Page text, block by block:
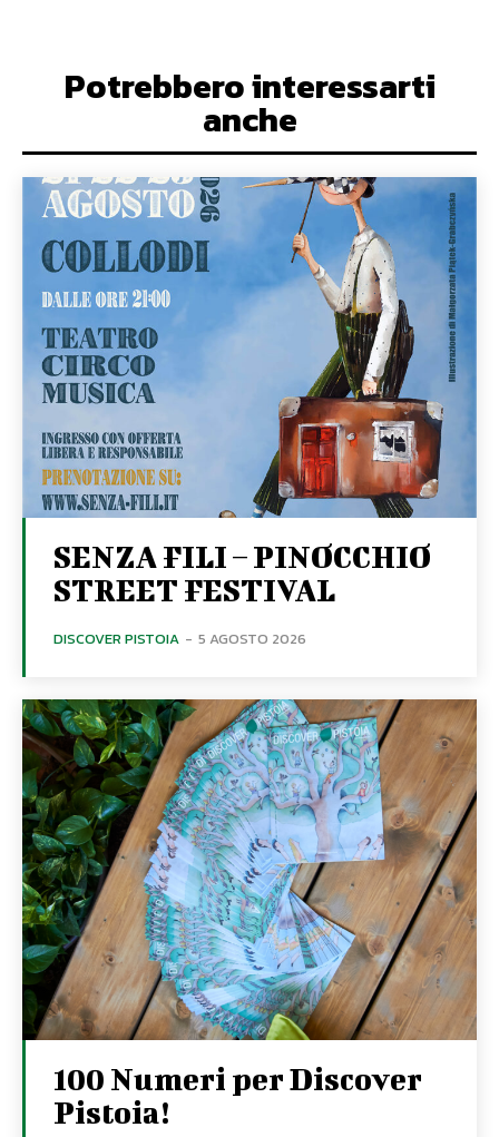
Potrebbero interessarti
anche
SENZA FILI – PINOCCHIO
STREET FESTIVAL
DISCOVER PISTOIA - 5 AGOSTO 2026
100 Numeri per Discover
Pistoia!